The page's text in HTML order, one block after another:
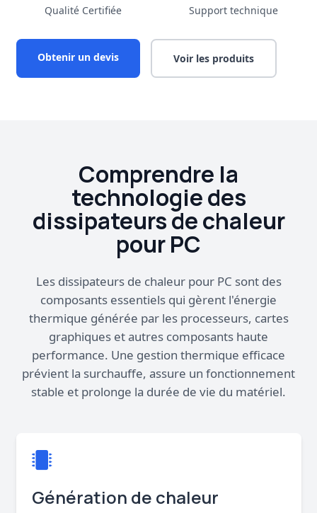
Qualité Certifiée Support technique
Obtenir un devis Voir les produits
Comprendre la
technologie des
dissipateurs de chaleur
pour PC
Les dissipateurs de chaleur pour PC sont des
composants essentiels qui gèrent l'énergie
thermique générée par les processeurs, cartes
graphiques et autres composants haute
performance. Une gestion thermique efficace
prévient la surchauffe, assure un fonctionnement
stable et prolonge la durée de vie du matériel.
Génération de chaleur